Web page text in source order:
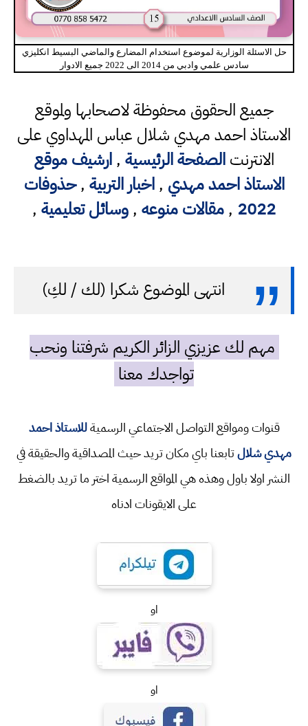
حل الاسئلة الوزارية لموضوع استخدام المضارع والماضي البسيط انكليزي
سادس علمي وادبي من 2014 الى 2022 جميع الادوار
جميع الحقوق محفوظة لاصحابها ولموقع
الاستاذ احمد مهدي شلال عباس المهداوي على
الانترنتالصفحة الرئيسية ,ارشيف موقع
الاستاذ احمد مهدي ,اخبار التربية ,حذوفات
2022
,مقالات منوعه ,وسائل تعليمية ,
انتهى الموضوع شكرا (لك / لكِ)
مهم لك عزيزي الزائر الكريم شرفتنا ونحب
تواجدك معنا
قنوات ومواقع التواصل الاجتماعي الرسميةللاستاذ احمد
مهدي شلالتابعنا باي مكان تريد حيث المصداقية والحقيقة في
النشر اولا باول وهذه هي المواقع الرسمية اختر ما تريد بالضغط
على الايقونات ادناه
او
او